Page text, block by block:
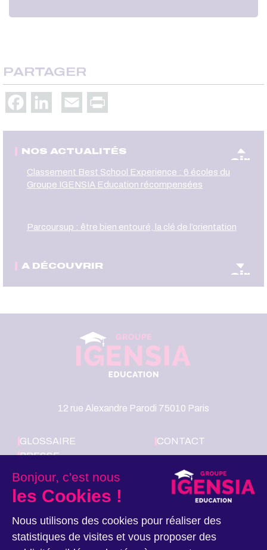
Bonjour, c'est nous
les Cookies !
Nous utilisons des cookies pour réaliser des
statistiques de visites et vous proposer des
PARTAGER
FacebookLinkedIn Email
NOS ACTUALITÉS
oir
Classement Best School Experience : 6 écoles du
Groupe IGENSIA Education récompensées
Parcoursup : être bien entouré, la clé de l’orientation
A DÉCOUVRIR
oir
12 rue Alexandre Parodi 75010 Paris
GLOSSAIRE
PRESSE
LE GROUPE
IGENSIA
EDUCATION
CONTACT
Nous suivre